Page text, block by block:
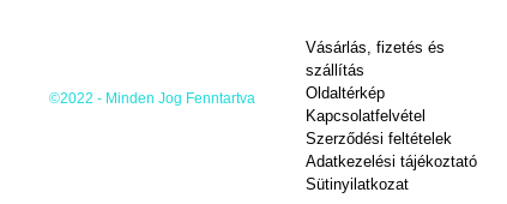
©2022 - Minden Jog Fenntartva
Vásárlás, fizetés és
szállítás
Oldaltérkép
Kapcsolatfelvétel
Szerződési feltételek
Adatkezelési tájékoztató
Sütinyilatkozat